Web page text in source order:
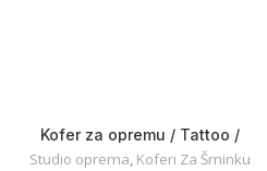
Kofer za opremu / Tattoo /
PMU
Studio oprema, Koferi Za Šminku